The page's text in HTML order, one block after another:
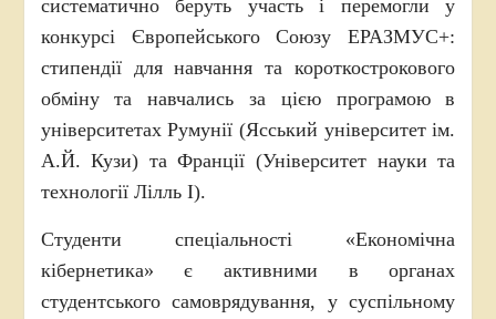
систематично беруть участь і перемогли у
конкурсі Європейського Союзу ЕРАЗМУС+:
стипендії для навчання та короткострокового
обміну та навчались за цією програмою в
університетах Румунії (Ясський університет ім.
А.Й. Кузи) та Франції (Університет науки та
технології Лілль I).
Студенти спеціальності «Економічна
кібернетика» є активними в органах
студентського самоврядування, у суспільному